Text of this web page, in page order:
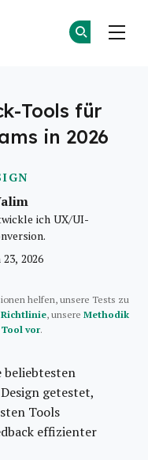
Tools für
in 2026
ich UX/UI-
2026
helfen, unsere Tests zu
Richtlinie, unsere Methodik
vor.
beliebtesten
getestet,
Tools
effizienter